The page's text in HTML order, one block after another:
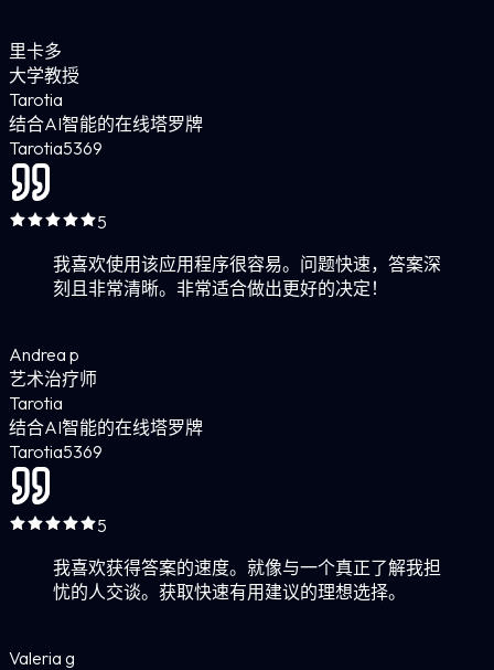
里卡多
大学教授
Tarotia
结合AI智能的在线塔罗牌
Tarotia5369
5
我喜欢使用该应用程序很容易。问题快速，答案深
刻且非常清晰。非常适合做出更好的决定！
Andrea p
艺术治疗师
Tarotia
结合AI智能的在线塔罗牌
Tarotia5369
5
我喜欢获得答案的速度。就像与一个真正了解我担
忧的人交谈。获取快速有用建议的理想选择。
Valeria g